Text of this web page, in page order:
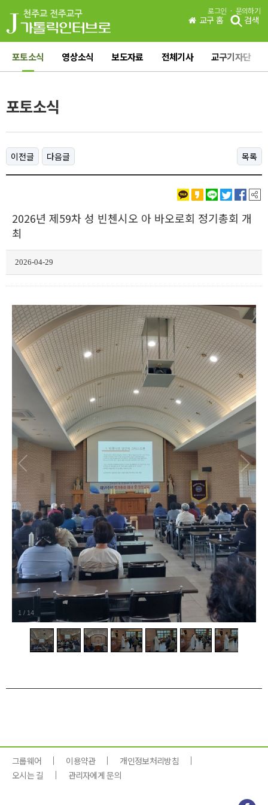
로그인 · 문의하기
교구 홈 검색
포토소식 영상소식 보도자료 전체기사 교구기자단
포토소식
이전글 다음글 목록
2026년 제59차 성 빈첸시오 아 바오로회 정기총회 개
최
2026-04-29
1 / 14
그룹웨어 이용약관
개인정보처리방침
오시는 길
관리자에게 문의